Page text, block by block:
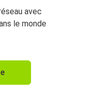
avec
le monde